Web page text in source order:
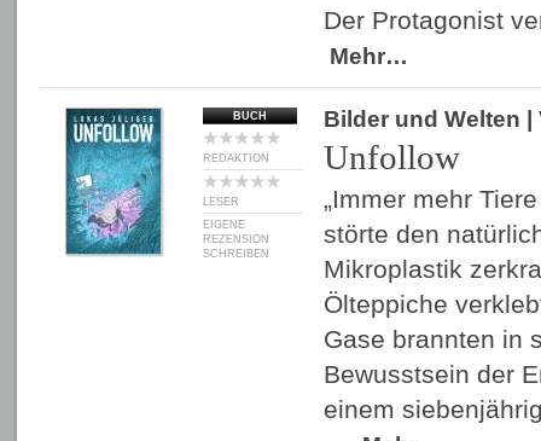
Der Protagonist
Mehr…
BUCH
REDAKTION
LESER
EIGENE
REZENSION
SCHREIBEN
Bilder und Welten
Unfollow
„Immer mehr
störte den
Mikroplastik
Ölteppiche
Gase brannten in
Bewusstsein der
einem